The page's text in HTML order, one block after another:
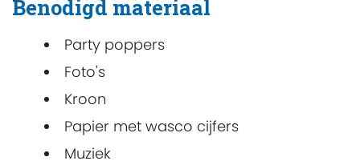
Benodigd materiaal
Party poppers
Foto's
Kroon
Papier met wasco cijfers
Muziek